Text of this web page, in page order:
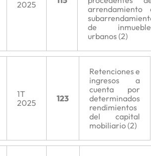
2025
arrendamiento
de
urbanos (2)
1T
2025
123
Retenciones e
ingresos a
cuenta por
determinados
rendimientos
del capital
mobiliario (2)